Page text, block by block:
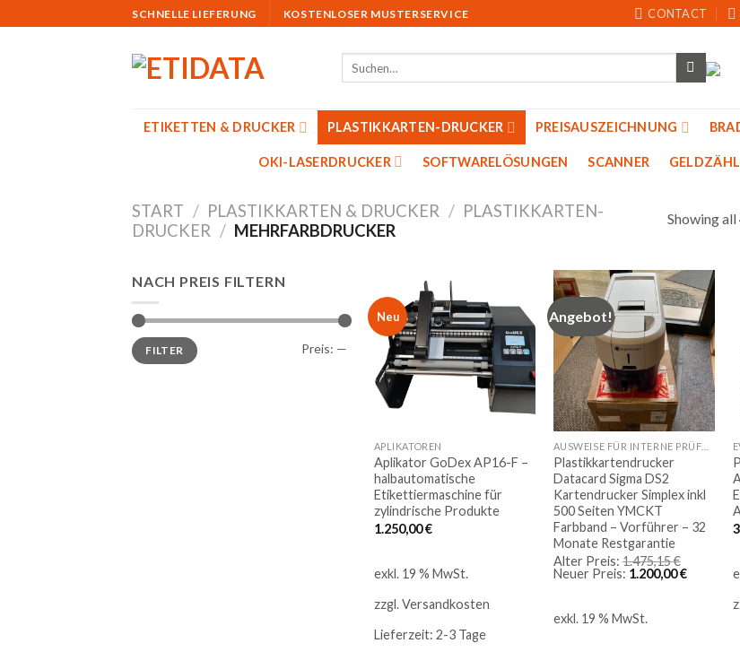
to
SCHNELLE LIEFERUNG KOSTENLOSER MUSTERSERVICE CONTACT
ETIKETTEN & DRUCKER PLASTIKKARTEN-DRUCKER PREISAUSZEICHNUNG
OKI-LASERDRUCKER SOFTWARELÖSUNGEN SCANNER
START / PLASTIKKARTEN & DRUCKER / PLASTIKKARTEN-
DRUCKER / MEHRFARBDRUCKER
Showing all
NACH PREIS FILTERN
Min.
Preis
Max.
PreisFILTER Preis: —
Neu
Auf
die
Merkliste
APLIKATOREN
Aplikator GoDex AP16-F –
halbautomatische
Etikettiermaschine für
zylindrische Produkte
1.250,00€
exkl. 19 % MwSt.
zzgl.Versandkosten
Lieferzeit: 2-3 Tage
Angebot!
Auf
die
Merkliste
Plastikkartendrucker
Datacard Sigma DS2
Kartendrucker Simplex inkl
500 Seiten YMCKT
Farbband – Vorführer – 32
Monate Restgarantie
Alter Preis: 1.475,15€
Preis
Neuer Preis: 1.200,00€Aktueller
1.200,00
exkl. 19 % MwSt.